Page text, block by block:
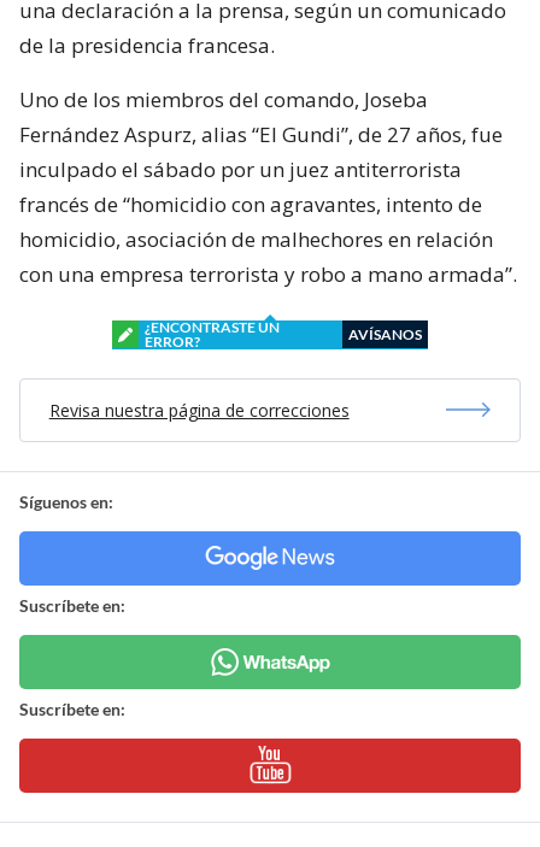
una declaración a la prensa, según un comunicado
de la presidencia francesa.
Uno de los miembros del comando, Joseba
Fernández Aspurz, alias “El Gundi”, de 27 años, fue
inculpado el sábado por un juez antiterrorista
francés de “homicidio con agravantes, intento de
homicidio, asociación de malhechores en relación
con una empresa terrorista y robo a mano armada”.
¿ENCONTRASTE UN
ERROR?
AVÍSANOS
Revisa nuestra página de correcciones
Síguenos en:
Suscríbete en:
Suscríbete en: